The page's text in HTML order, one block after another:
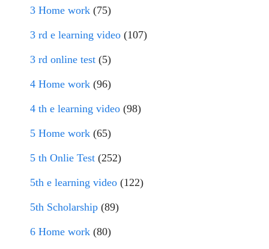
3 Home work (75)
3 rd e learning video (107)
3 rd online test (5)
4 Home work (96)
4 th e learning video (98)
5 Home work (65)
5 th Onlie Test (252)
5th e learning video (122)
5th Scholarship (89)
6 Home work (80)